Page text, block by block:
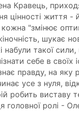
Кравець,
цінності життя -
"змінює
шукає
набули такої
себе в своїх
правду, на
усе з нуля,
робить виставу
ролі -